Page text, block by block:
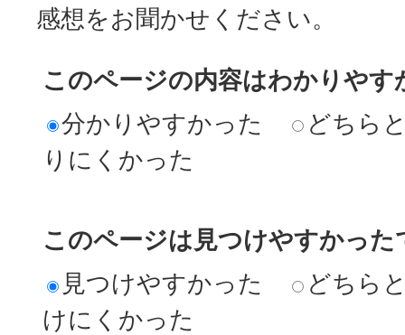
感想をお聞かせください。
このページの内容はわかりやす
分かりやすかった
どちら
りにくかった
このページは見つけやすかった
見つけやすかった
どちら
けにくかった